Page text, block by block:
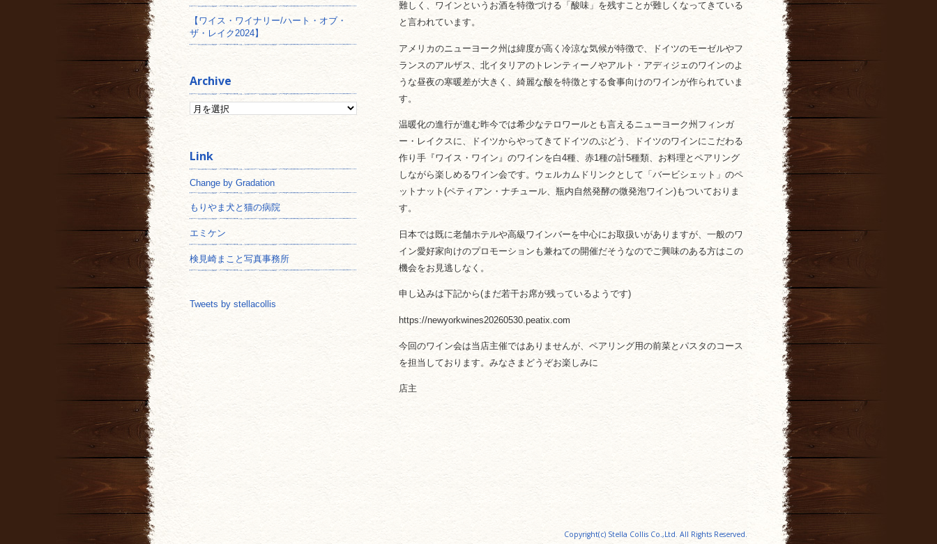
難しく、ワインというお酒を特徴づける「酸味」を残すことが難しくなってきている
と言われています。
アメリカのニューヨーク州は緯度が高く冷涼な気候が特徴で、ドイツのモーゼルやフ
ランスのアルザス、北イタリアのトレンティーノやアルト・アディジェのワインのよ
うな昼夜の寒暖差が大きく、綺麗な酸を特徴とする食事向けのワインが作られていま
す。
温暖化の進行が進む昨今では希少なテロワールとも言えるニューヨーク州フィンガ
ー・レイクスに、ドイツからやってきてドイツのぶどう、ドイツのワインにこだわる
作り手『ワイス・ワイン』のワインを白4種、赤1種の計5種類、お料理とペアリング
しながら楽しめるワイン会です。ウェルカムドリンクとして「バービシェット」のペ
ットナット(ペティアン・ナチュール、瓶内自然発酵の微発泡ワイン)もついておりま
す。
日本では既に老舗ホテルや高級ワインバーを中心にお取扱いがありますが、一般のワ
イン愛好家向けのプロモーションも兼ねての開催だそうなのでご興味のある方はこの
機会をお見逃しなく。
申し込みは下記から(まだ若干お席が残っているようです)
https://newyorkwines20260530.peatix.com
今回のワイン会は当店主催ではありませんが、ペアリング用の前菜とパスタのコース
を担当しております。みなさまどうぞお楽しみに
店主
【ワイス・ワイナリー/ハート・オブ・
ザ・レイク2024】
Archive
Change by Gradation
もりやま犬と猫の病院
エミケン
検見崎まこと写真事務所
Tweets by stellacollis
Copyright(c) Stella Collis Co.,Ltd. All Rights Reserved.